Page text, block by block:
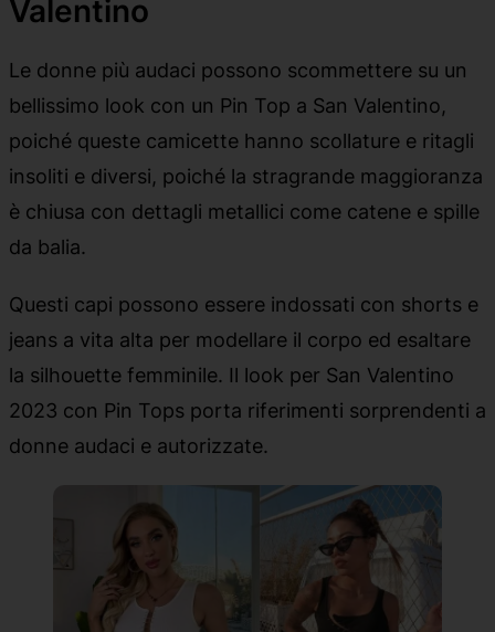
Valentino
Le donne più audaci possono scommettere su un
bellissimo look con un Pin Top a San Valentino,
poiché queste camicette hanno scollature e ritagli
insoliti e diversi, poiché la stragrande maggioranza
è chiusa con dettagli metallici come catene e spille
da balia.
Questi capi possono essere indossati con shorts e
jeans a vita alta per modellare il corpo ed esaltare
la silhouette femminile. Il look per San Valentino
2023 con Pin Tops porta riferimenti sorprendenti a
donne audaci e autorizzate.